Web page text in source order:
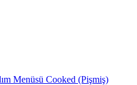
Menüsü Cooked (Pişmiş)